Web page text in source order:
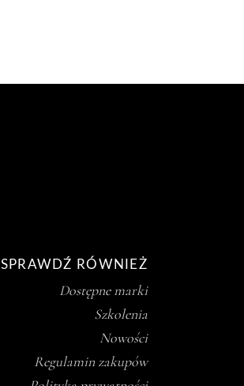
SPRAWDŹ RÓWNIEŻ
Dostępne marki
Szkolenia
Nowości
Regulamin zakupów